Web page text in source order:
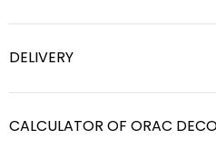
DELIVERY
CALCULATOR OF ORAC